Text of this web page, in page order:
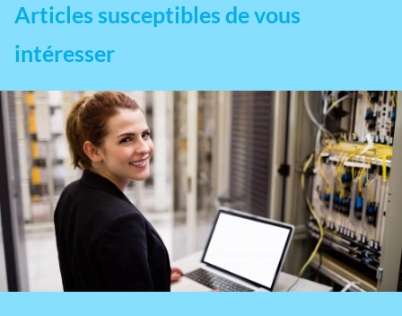
Articles susceptibles de vous
intéresser